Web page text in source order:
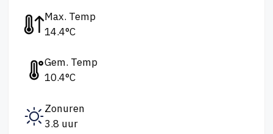
Max. Temp
14.4°C
Gem. Temp
10.4°C
Zonuren
3.8 uur